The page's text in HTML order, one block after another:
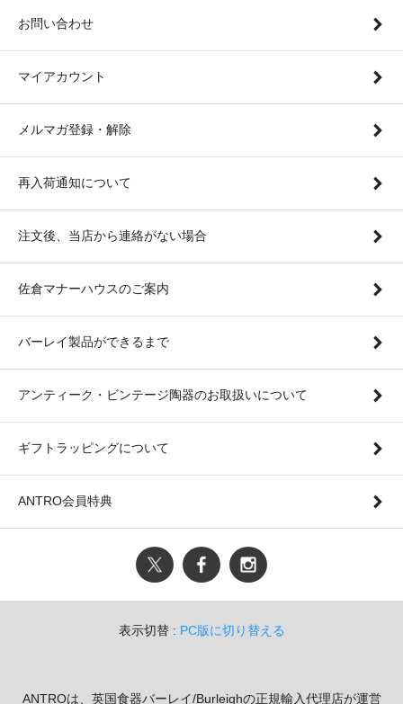
お問い合わせ
マイアカウント
メルマガ登録・解除
再入荷通知について
注文後、当店から連絡がない場合
佐倉マナーハウスのご案内
バーレイ製品ができるまで
アンティーク・ビンテージ陶器のお取扱いについて
ギフトラッピングについて
ANTRO会員特典
表示切替 : PC版に切り替える
ANTROは、英国食器バーレイ/Burleighの正規輸入代理店が運営